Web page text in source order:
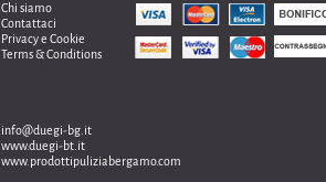
Chi siamo
Contattaci
Privacy e Cookie
Terms & Conditions
info@duegi-bg.it
www.duegi-bt.it
www.prodottipuliziabergamo.com